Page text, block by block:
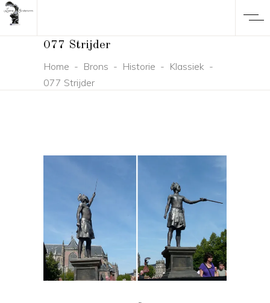
077 Strijder
Home - Brons - Historie - Klassiek-
077 Strijder